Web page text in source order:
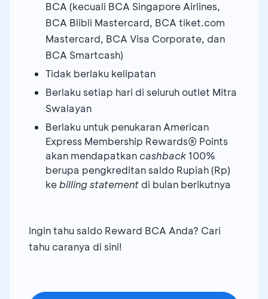
BCA (kecuali BCA Singapore Airlines,
BCA Blibli Mastercard, BCA tiket.com
Mastercard, BCA Visa Corporate, dan
BCA Smartcash)
Tidak berlaku kelipatan
Berlaku setiap hari di seluruh outlet Mitra
Swalayan
Berlaku untuk penukaran American
Express Membership Rewards® Points
akan mendapatkan cashback100%
berupa pengkreditan saldo Rupiah (Rp)
kebilling statement di bulan berikutnya
Ingin tahu saldo Reward BCA Anda? Cari
tahu caranya di sini!